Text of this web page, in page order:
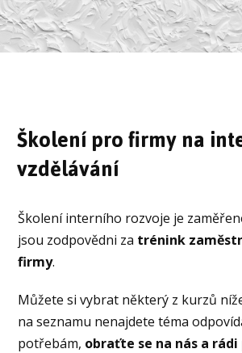
Školení pro firmy na
vzdělávání
Školení interního rozvoje je
jsou zodpovědni za trénink
firmy.
Můžete si vybrat některý z kurzů
na seznamu nenajdete téma
potřebám, obraťte se na nás a rádi